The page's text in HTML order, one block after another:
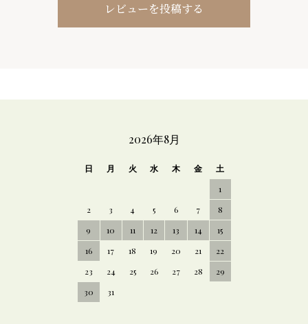
レビューを投稿する
2026年8月
日 月 火 水 木 金
土
1
2
3 4 5 6 7
8
9
10 11 12 13 14
15
16
17 18 19 20 21
22
23
24 25 26 27 28
29
30
31